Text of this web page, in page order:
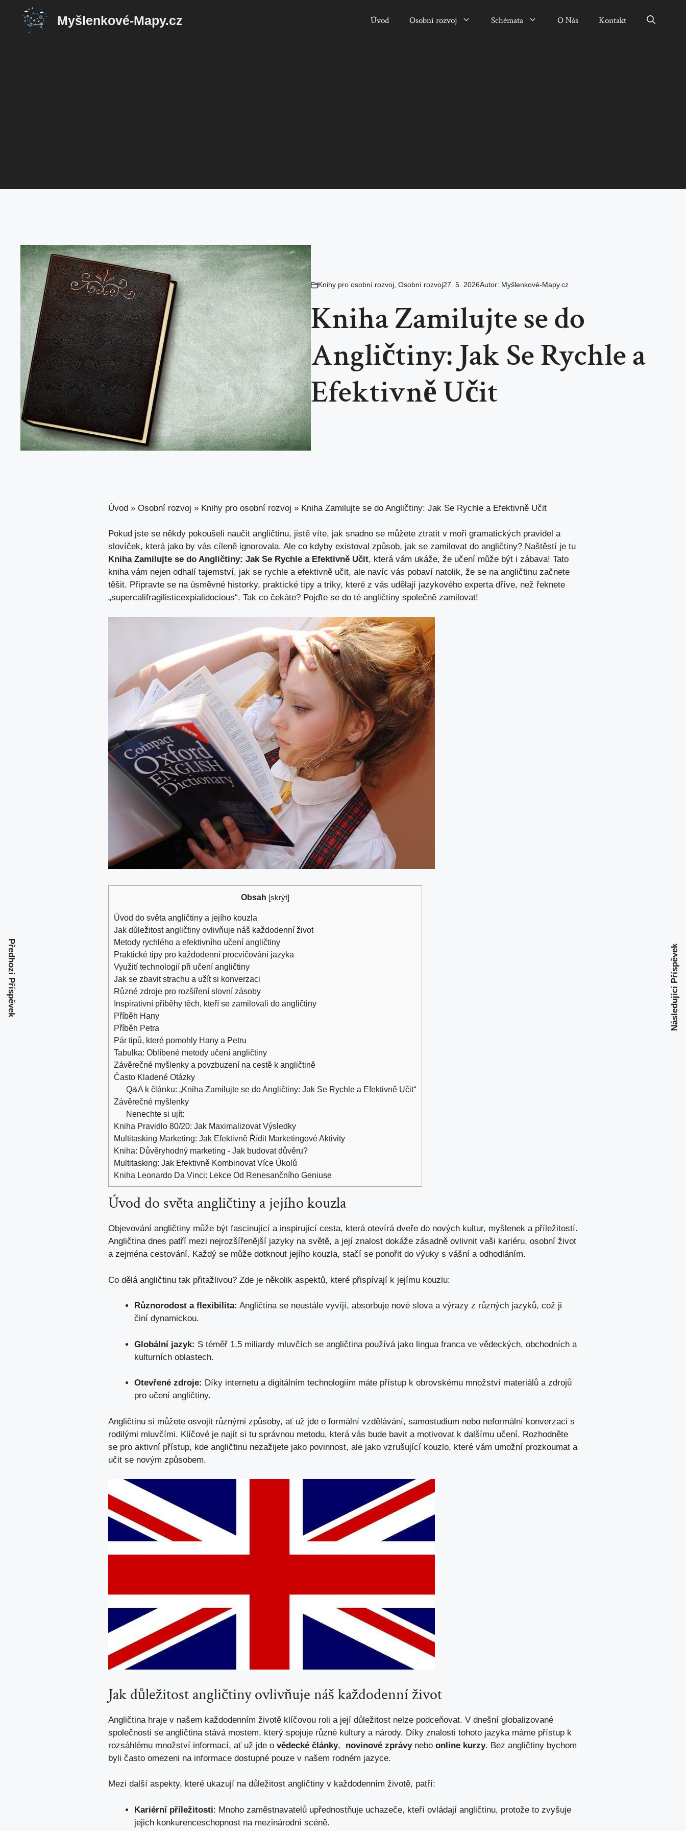
Přeskočit
Myšlenkové-Mapy.cz Úvod Osobní rozvoj Schémata O Nás Kontakt
Knihy pro osobní rozvoj, Osobní rozvoj27. 5. 2026Autor: Myšlenkové-Mapy.cz
Kniha Zamilujte se do
Angličtiny: Jak Se Rychle a
Efektivně Učit
Úvod » Osobní rozvoj » Knihy pro osobní rozvoj » Kniha Zamilujte se do Angličtiny: Jak Se Rychle a Efektivně Učit
Pokud jste se někdy pokoušeli naučit⁢ angličtinu, jistě‍ víte, jak snadno se můžete ztratit v moři⁤ gramatických⁢ pravidel a
slovíček, která jako by vás⁣ cíleně ignorovala. Ale co kdyby existoval způsob, jak se ⁢zamilovat do angličtiny? Naštěstí je tu
Kniha Zamilujte se do Angličtiny: Jak Se Rychle a Efektivně Učit, která vám ukáže,​ že učení může ‍být i zábava! Tato
kniha vám ⁢nejen odhalí​ tajemství, jak‍ se rychle⁢ a efektivně učit, ale navíc‍ vás pobaví natolik,‌ že se⁢ na angličtinu‌ začnete
těšit. Připravte se na úsměvné ‍historky, praktické tipy a⁣ triky, které‍ z vás udělají jazykového experta ​dříve, ‌než řeknete
„supercalifragilisticexpialidocious“. Tak ‌co ⁤čekáte? Pojďte ⁣se do té angličtiny společně zamilovat!
Obsah [skrýt]
Úvod⁢ do světa angličtiny a​ jejího kouzla
Jak důležitost angličtiny ‌ovlivňuje náš ‍každodenní život
Metody rychlého a‌ efektivního ‌učení angličtiny
Praktické tipy pro každodenní‌ procvičování jazyka
Využití technologií při učení angličtiny
Jak ‍se zbavit strachu a⁢ užít si konverzaci
Různé zdroje‌ pro rozšíření slovní⁢ zásoby
Inspirativní příběhy těch, kteří se zamilovali do angličtiny
Příběh Hany
Příběh ‍Petra
Pár tipů, které ‍pomohly ⁢Hany a ​Petru
Tabulka: Oblíbené metody‍ učení angličtiny
Závěrečné myšlenky a povzbuzení na cestě k angličtině
Často Kladené Otázky
Q&A k článku: „Kniha Zamilujte se​ do Angličtiny: Jak Se ‍Rychle a Efektivně Učit“
Závěrečné myšlenky
Nenechte si ujít:
Kniha Pravidlo 80/20: Jak Maximalizovat Výsledky
Multitasking Marketing: Jak Efektivně Řídit Marketingové Aktivity
Kniha: Důvěryhodný marketing - Jak budovat důvěru?
Multitasking: Jak Efektivně Kombinovat Více Úkolů
Kniha Leonardo Da Vinci: Lekce Od Renesančního Geniuse
Úvod⁢ do světa angličtiny a​ jejího kouzla
Objevování angličtiny může být fascinující a inspirující cesta, která otevírá dveře do⁢ nových kultur, myšlenek a ⁢příležitostí.
Angličtina‌ dnes patří mezi nejrozšířenější ‌jazyky na světě, ‍a ⁢její ⁣znalost dokáže zásadně ovlivnit ⁤vaši kariéru, osobní ⁤život
a​ zejména​ cestování.​ Každý se může⁣ dotknout ‌jejího kouzla, stačí⁢ se⁣ ponořit do výuky s vášní a odhodláním.
Co dělá angličtinu tak⁢ přitažlivou? Zde je několik aspektů, které přispívají k jejímu kouzlu:
Různorodost a flexibilita: ‌Angličtina​ se⁣ neustále vyvíjí, absorbuje nové slova a‍ výrazy z různých ​jazyků, což ji
činí dynamickou.
Globální jazyk: S‍ téměř ⁣1,5 miliardy‍ mluvčích se ‌angličtina používá jako lingua franca ve ⁤vědeckých, obchodních a
kulturních⁣ oblastech.
Otevřené zdroje: Díky internetu a digitálním technologiím ​máte přístup k obrovskému množství materiálů a zdrojů
pro ⁤učení ⁣angličtiny.
Angličtinu si můžete⁤ osvojit‍ různými způsoby, ať už jde o formální vzdělávání, samostudium nebo neformální⁢ konverzaci⁤ s
rodilými mluvčími. Klíčové je najít ‌si tu⁤ správnou metodu, ​která vás​ bude ⁢bavit⁣ a motivovat k dalšímu učení. Rozhodněte
se pro ‌aktivní přístup, kde angličtinu nezažijete jako ‌povinnost,‌ ale jako vzrušující⁢ kouzlo, které vám⁢ umožní prozkoumat a
učit se novým způsobem.
Jak důležitost angličtiny ‌ovlivňuje náš ‍každodenní život
Angličtina hraje v‌ našem každodenním životě ⁤klíčovou ⁤roli ‌a její⁢ důležitost nelze podceňovat. V dnešní globalizované
společnosti se​ angličtina stává‍ mostem, který spojuje různé⁢ kultury⁤ a ⁢národy. Díky znalosti tohoto jazyka máme ⁢přístup ‌k
rozsáhlému⁢ množství informací, ať už jde o vědecké⁢ články, ‍ novinové zprávynebo online kurzy.⁤ Bez ​angličtiny bychom
byli často omezeni ⁢na informace dostupné pouze v našem rodném jazyce.
Mezi další aspekty,⁢ které ukazují na⁣ důležitost angličtiny‍ v každodenním životě, patří:
Kariérní příležitosti: Mnoho zaměstnavatelů upřednostňuje uchazeče, ⁢kteří ovládají angličtinu,‌ protože to zvyšuje‌
jejich ⁢konkurenceschopnost na mezinárodní scéně.
Předhozí Příspěvek Následující Příspěvek